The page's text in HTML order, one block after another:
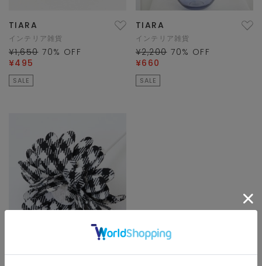
TIARA
インテリア雑貨
¥1,650 70% OFF
¥495
SALE
TIARA
インテリア雑貨
¥2,200 70% OFF
¥660
SALE